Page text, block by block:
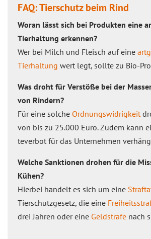
FAQ: Tierschutz beim Rind
Woran lässt sich bei Produkten eine
Tierhaltung erkennen?
Wer bei Milch und Fleisch auf eine
Tierhaltung wert legt, sollte zu Bio-
Was droht für Verstöße bei der
von Rindern?
Für eine solche Ordnungswidrigkeit
von bis zu 25.000 Euro. Zudem kann
teverbot für das Unter­nehmen
Welche Sanktionen drohen für die
Kühen?
Hierbei handelt es sich um eine
Tierschutzgesetz, die eine
drei Jahren oder eine Geldstrafe nach